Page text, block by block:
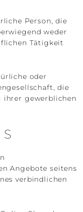
Person, die
weder
Tätigkeit
oder
die
ihrer gewerblichen
Angebote seitens
verbindlichen